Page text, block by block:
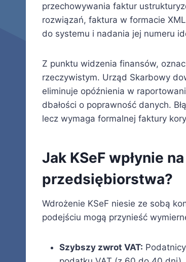
przechowywania faktur
rozwiązań, faktura w formacie
do systemu i nadania jej numeru
Z punktu widzenia finansów,
rzeczywistym. Urząd Skarbowy
eliminuje opóźnienia w
dbałości o poprawność danych.
lecz wymaga formalnej faktury
Jak KSeF wpłynie
przedsiębiorstwa?
Wdrożenie KSeF niesie ze sobą
podejściu mogą przynieść
Szybszy zwrot VAT: